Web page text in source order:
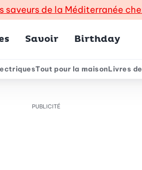
saveurs de la Méditerranée
Savoir Birthday
Tout pour la maisonLivres
PUBLICITÉ